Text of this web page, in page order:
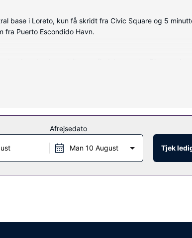
base i Loreto, kun få skridt fra Civic Square og 5
fra Puerto Escondido Havn.
komme på nettet. Badeværelserne indeholder bruser
og et pengeskab i receptionen.
Afrejsedato
Man 10 August Tjek